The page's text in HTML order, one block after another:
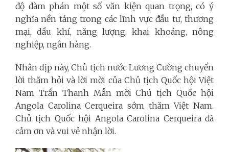
độ đàm phán một số văn kiện quan trọng, có ý
nghĩa nền tảng trong các lĩnh vực đầu tư, thương
mại, dầu khí, năng lượng, khai khoáng, nông
nghiệp, ngân hàng.
Nhân dịp này, Chủ tịch nước Lương Cường chuyển
lời thăm hỏi và lời mời của Chủ tịch Quốc hội Việt
Nam Trần Thanh Mẫn mời Chủ tịch Quốc hội
Angola Carolina Cerqueira sớm thăm Việt Nam.
Chủ tịch Quốc hội Angola Carolina Cerqueira đã
cảm ơn và vui vẻ nhận lời.